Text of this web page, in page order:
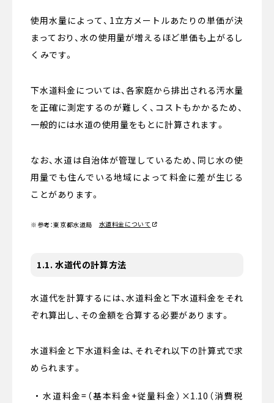
使用水量によって、1立方メートルあたりの単価が決
まっており、水の使用量が増えるほど単価も上がるし
くみです。
下水道料金については、各家庭から排出される汚水量
を正確に測定するのが難しく、コストもかかるため、
一般的には水道の使用量をもとに計算されます。
なお、水道は自治体が管理しているため、同じ水の使
用量でも住んでいる地域によって料金に差が生じる
ことがあります。
※参考：東京都水道局 水道料金について
1.1. 水道代の計算方法
水道代を計算するには、水道料金と下水道料金をそれ
ぞれ算出し、その金額を合算する必要があります。
水道料金と下水道料金は、それぞれ以下の計算式で求
められます。
水道料金=（基本料金+従量料金）×1.10（消費税